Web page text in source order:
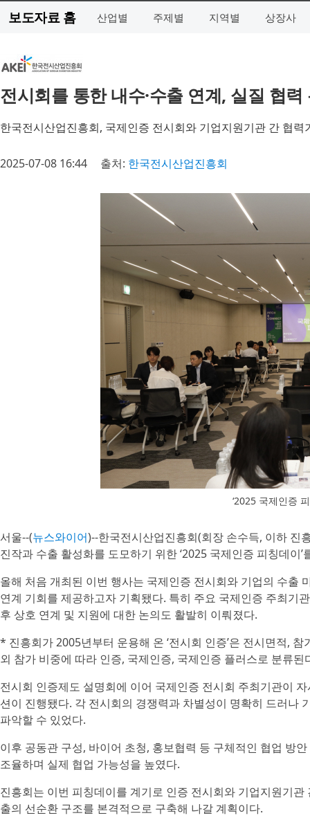
보도자료 홈 산업별 주제별 지역별 상장사
전시회를 통한 내수·수출 연계, 실질 협
한국전시산업진흥회, 국제인증 전시회와 기업지원기관 간 협
2025-07-08 16:44 출처: 한국전시산업진흥회
‘2025 국제인증
서울--(뉴스와이어)--한국전시산업진흥회(회장 손수득, 이하 진
진작과 수출 활성화를 도모하기 위한 ‘2025 국제인증 피칭데이
올해 처음 개최된 이번 행사는 국제인증 전시회와 기업의 수출
연계 기회를 제공하고자 기획됐다. 특히 주요 국제인증 주최기
후 상호 연계 및 지원에 대한 논의도 활발히 이뤄졌다.
* 진흥회가 2005년부터 운용해 온 ‘전시회 인증’은 전시면적,
외 참가 비중에 따라 인증, 국제인증, 국제인증 플러스로 분류된
전시회 인증제도 설명회에 이어 국제인증 전시회 주최기관이
션이 진행됐다. 각 전시회의 경쟁력과 차별성이 명확히 드러나
파악할 수 있었다.
이후 공동관 구성, 바이어 초청, 홍보협력 등 구체적인 협업 방
조율하며 실제 협업 가능성을 높였다.
진흥회는 이번 피칭데이를 계기로 인증 전시회와 기업지원기
출의 선순환 구조를 본격적으로 구축해 나갈 계획이다.